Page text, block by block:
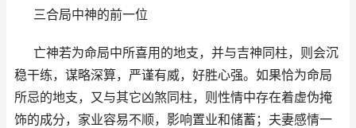
三合局中神的前一位
亡神若为命局中所喜用的地支，并与吉神同柱，则会沉
稳干练，谋略深算，严谨有威，好胜心强。如果恰为命局
所忌的地支，又与其它凶煞同柱，则性情中存在着虚伪掩
饰的成分，家业容易不顺，影响置业和储蓄；夫妻感情一